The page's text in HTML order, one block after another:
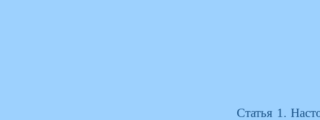
Статья 1.